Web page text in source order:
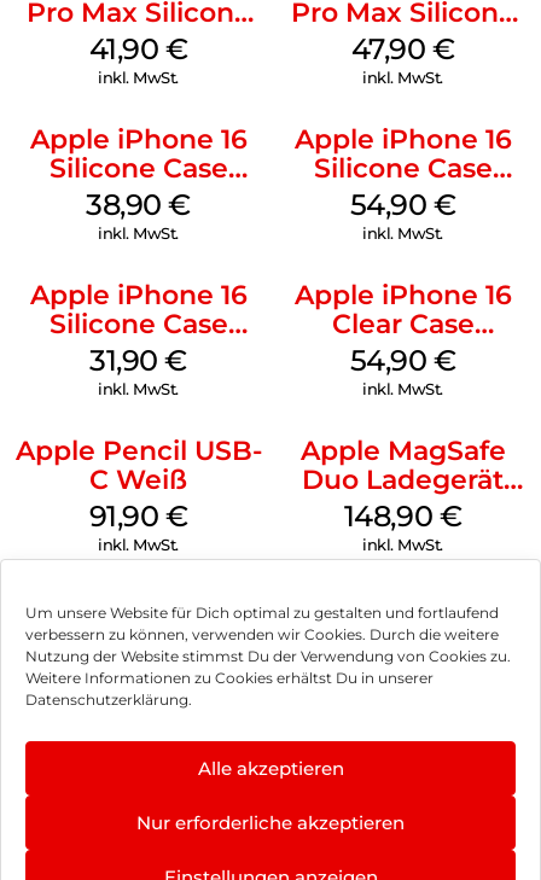
Um unsere Website für Dich optimal zu gestalten und fortlaufend
verbessern zu können, verwenden wir Cookies. Durch die weitere
Nutzung der Website stimmst Du der Verwendung von Cookies zu.
Weitere Informationen zu Cookies erhältst Du in unserer
Datenschutzerklärung.
Alle akzeptieren
Nur erforderliche akzeptieren
Pro Max Silicone
Case MagSafe
Ultramarine
41,90 €
inkl. MwSt.
Pro Max Silicone
Case MagSafe
Black
47,90 €
inkl. MwSt.
Apple iPhone 16
Silicone Case
MagSafe
Ultramarine
38,90€
inkl. MwSt.
Apple iPhone 16
Silicone Case
MagSafe Lake
Green
54,90 €
inkl. MwSt.
Apple iPhone 16
Silicone Case
MagSafe Fuchsia
31,90€
inkl. MwSt.
Apple iPhone 16
Clear Case
MagSafe
Transparent
54,90 €
inkl. MwSt.
Apple Pencil USB-
C Weiß
91,90 €
inkl. MwSt.
Apple MagSafe
Duo Ladegerät
Weiß
148,90 €
inkl. MwSt.
Impressum
Hinweis zur Batterieentsorgung